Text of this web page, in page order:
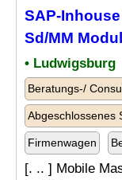
SAP-
Sd/MM
• Ludwigsburg
Beratungs-/
Abgeschlossenes
Firmenwagen
[. .. ] Mobile